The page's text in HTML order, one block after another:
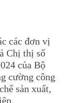
các đơn vị
Chị thị số
của Bộ
cường công
sản xuất,